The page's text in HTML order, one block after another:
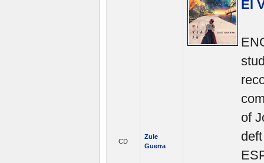
CD
Zule
Guerra
El
of